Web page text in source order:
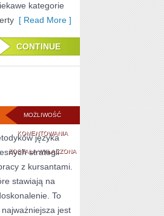
kategorie
[ Read More ]
CONTINUE
MOŻLIWOŚĆ
KOMENTOWANIAANGIELSKI
W
PODRÓŻY
ZOSTAŁA WYŁĄCZONA
języka
strategii
z kursantami.
stawiają na
To
jest